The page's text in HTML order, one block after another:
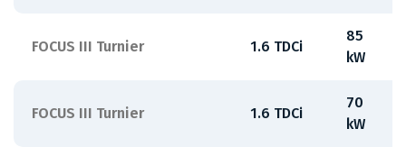
FOCUS III Turnier 1.6 TDCi
85
kW
FOCUS III Turnier 1.6 TDCi
70
kW